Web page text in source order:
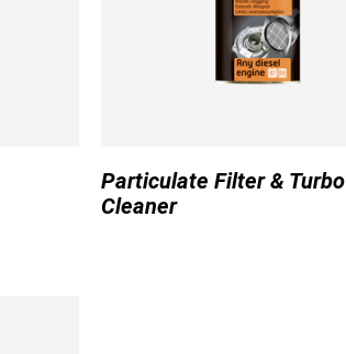
Particulate Filter & Turbo
Cleaner